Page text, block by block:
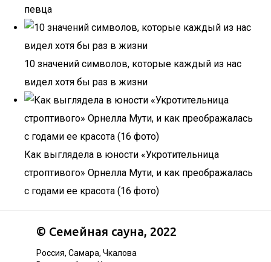
певца
10 значений символов, которые каждый из нас
видел хотя бы раз в жизни
Как выглядела в юности «Укротительница
строптивого» Орнелла Мути, и как преображалась
с годами ее красота (16 фото)
© Семейная сауна, 2022
Россия, Самара, Чкалова